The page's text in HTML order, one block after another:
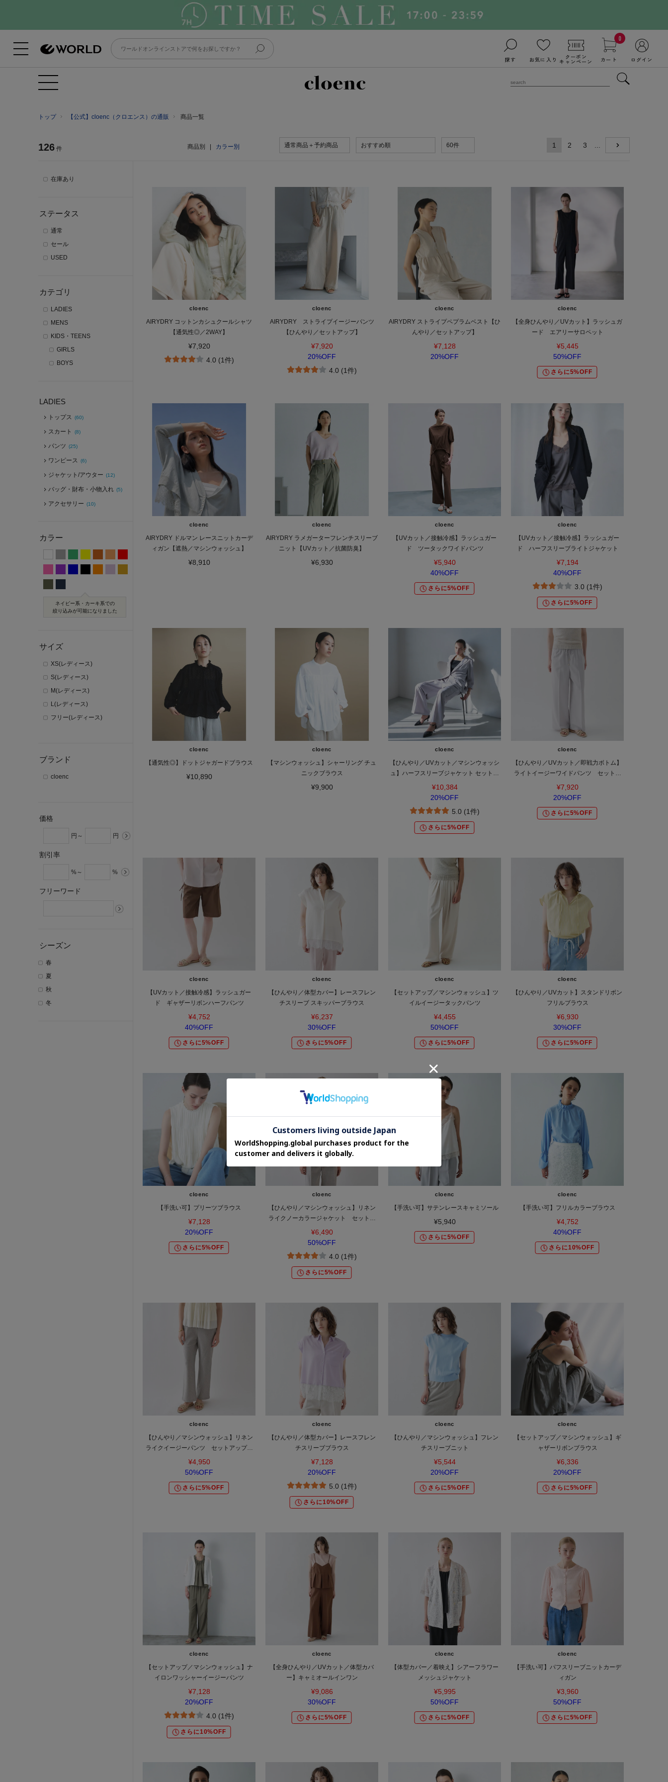
探す お気に入り クーポン
キャンペーン
0
カート ログイン
トップ 【公式】cloenc（クロエンス）の通販 商品一覧
126 件 商品別 カラー別 通常商品＋予約商品 おすすめ順 60件 1 2 3
在庫あり
ステータス
通常
セール
USED
カテゴリ
LADIES
MENS
KIDS・TEENS
GIRLS
BOYS
LADIES
トップス (60)
スカート (8)
パンツ (25)
ワンピース (6)
ジャケット/アウター (12)
バッグ・財布・小物入れ (5)
アクセサリー (10)
カラー
ネイビー系・カーキ系での
絞り込みが可能になりました
サイズ
XS(レディース)
S(レディース)
M(レディース)
L(レディース)
フリー(レディース)
ブランド
cloenc
価格
円～ 円
割引率
%～ %
フリーワード
シーズン
春
夏
秋
冬
cloenc
AIRYDRY コットンカシュクールシャツ
【通気性◎／2WAY】
¥7,920
4.0 (1件)
cloenc
AIRYDRY ストライプイージーパンツ
【ひんやり／セットアップ】
¥7,920
20%OFF
4.0 (1件)
cloenc
AIRYDRY ストライプペプラムベスト【ひ
んやり／セットアップ】
¥7,128
20%OFF
cloenc
【全身ひんやり／UVカット】ラッシュガ
ード エアリーサロペット
¥5,445
50%OFF
さらに5%OFF
cloenc
AIRYDRY ドルマン レースニットカーデ
ィガン【遮熱／マシンウォッシュ】
¥8,910
cloenc
AIRYDRY ラメガーターフレンチスリーブ
ニット【UVカット／抗菌防臭】
¥6,930
cloenc
【UVカット／接触冷感】ラッシュガー
ド ツータックワイドパンツ
¥5,940
40%OFF
さらに5%OFF
cloenc
【UVカット／接触冷感】ラッシュガー
ド ハーフスリーブライトジャケット
¥7,194
40%OFF
3.0 (1件)
さらに5%OFF
cloenc
【通気性◎】ドットジャガードブラウス
¥10,890
cloenc
【マシンウォッシュ】シャーリング チュ
ニックブラウス
¥9,900
cloenc
【ひんやり／UVカット／マシンウォッシ
ュ】ハーフスリーブジャケット セットア
ップ対応
¥10,384
20%OFF
5.0 (1件)
さらに5%OFF
cloenc
【ひんやり／UVカット／即戦力ボトム】
ライトイージーワイドパンツ セットア
ップ対応
¥7,920
20%OFF
さらに5%OFF
cloenc
【UVカット／接触冷感】ラッシュガー
ド ギャザーリボンハーフパンツ
¥4,752
40%OFF
さらに5%OFF
cloenc
【ひんやり／体型カバー】レースフレン
チスリーブ スキッパーブラウス
¥6,237
30%OFF
さらに5%OFF
cloenc
【セットアップ／マシンウォッシュ】ツ
イルイージータックパンツ
¥4,455
50%OFF
さらに5%OFF
cloenc
【ひんやり／UVカット】スタンドリボン
フリルブラウス
¥6,930
30%OFF
さらに5%OFF
cloenc
【手洗い可】プリーツブラウス
¥7,128
20%OFF
さらに5%OFF
cloenc
【ひんやり／マシンウォッシュ】リネン
ライクノーカラージャケット セットア
ップ対応
¥6,490
50%OFF
4.0 (1件)
さらに5%OFF
cloenc
【手洗い可】サテンレースキャミソール
¥5,940
さらに5%OFF
cloenc
【手洗い可】フリルカラーブラウス
¥4,752
40%OFF
さらに10%OFF
cloenc
【ひんやり／マシンウォッシュ】リネン
ライクイージーパンツ セットアップ対
応
¥4,950
50%OFF
さらに5%OFF
cloenc
【ひんやり／体型カバー】レースフレン
チスリーブブラウス
¥7,128
20%OFF
5.0 (1件)
さらに10%OFF
cloenc
【ひんやり／マシンウォッシュ】フレン
チスリーブニット
¥5,544
20%OFF
さらに5%OFF
cloenc
【セットアップ／マシンウォッシュ】ギ
ャザーリボンブラウス
¥6,336
20%OFF
さらに5%OFF
cloenc
【セットアップ／マシンウォッシュ】ナ
イロンワッシャーイージーパンツ
¥7,128
20%OFF
4.0 (1件)
さらに10%OFF
cloenc
【全身ひんやり／UVカット／体型カバ
ー】キャミオールインワン
¥9,086
30%OFF
さらに5%OFF
cloenc
【体型カバー／着映え】シアーフラワー
メッシュジャケット
¥5,995
50%OFF
さらに5%OFF
cloenc
【手洗い可】パフスリーブニットカーデ
ィガン
¥3,960
50%OFF
さらに5%OFF